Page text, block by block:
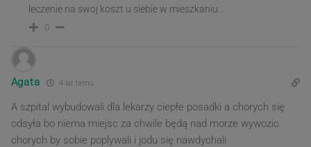
leczenie na swoj koszt u siebie w mieszkaniu…
0
Agata 4 lat temu
A szpital wybudowali dla lekarzy ciepłe posadki a chorych się
odsyła bo niema miejsc za chwile będą nad morze wywozic
chorych by sobie poplywali i jodu się nawdychali